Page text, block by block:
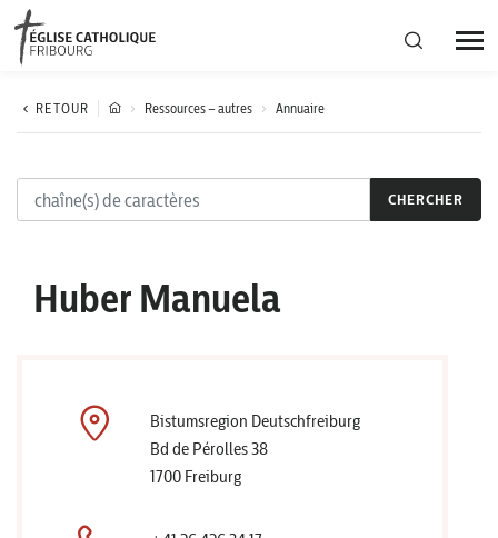
Région diocésaine
Actualités
RETOUR Ressources – autres Annuaire
CHERCHER
Huber Manuela
Bistumsregion Deutschfreiburg
Bd de Pérolles 38
1700 Freiburg